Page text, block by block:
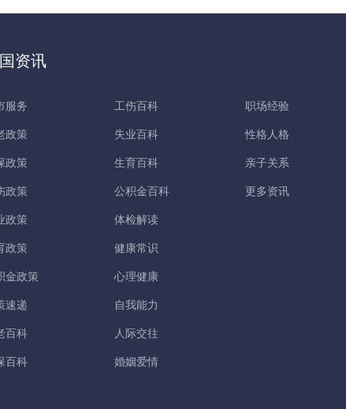
资讯
服务
政策
政策
政策
政策
政策
金政策
速递
百科
百科
工伤百科
失业百科
生育百科
公积金百科
体检解读
健康常识
心理健康
自我能力
人际交往
婚姻爱情
职场经验
性格人格
亲子关系
更多资讯